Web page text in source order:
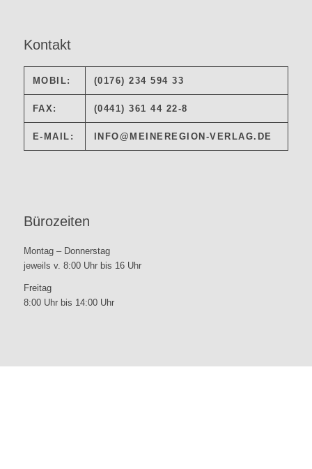
Kontakt
MOBIL: (0176) 234 594 33
FAX: (0441) 361 44 22-8
E-MAIL: INFO@MEINEREGION-VERLAG.DE
Bürozeiten
Montag – Donnerstag
jeweils v. 8:00 Uhr bis 16 Uhr
Freitag
8:00 Uhr bis 14:00 Uhr